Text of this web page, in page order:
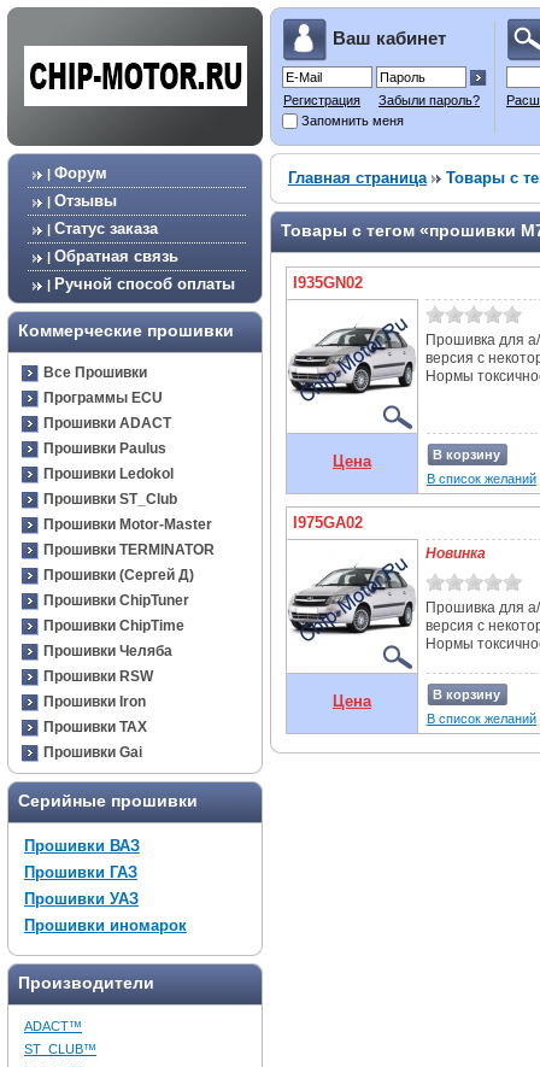
Ваш кабинет
Регистрация
Забыли пароль?
Запомнить меня
| Форум
| Отзывы
| Статус заказа
| Обратная связь
| Ручной способ оплаты
Коммерческие прошивки
Все Прошивки
Программы ECU
Прошивки ADACT
Прошивки Paulus
Прошивки Ledokol
Прошивки ST_Club
Прошивки Motor-Master
Прошивки TERMINATOR
Прошивки (Сергей Д)
Прошивки ChipTuner
Прошивки ChipTime
Прошивки Челяба
Прошивки RSW
Прошивки Iron
Прошивки TAX
Прошивки Gai
Серийные прошивки
Прошивки ВАЗ
Прошивки ГАЗ
Прошивки УАЗ
Прошивки иномарок
Производители
ADACT™
ST_CLUB™
Главная страница Товары с
Товары с тегом «прошивки
I935GN02
Прошивка для
версия с
Нормы
Цена
В корзину
В список желаний
I975GA02
Новинка
Прошивка для
версия с
Нормы
Цена
В корзину
В список желаний